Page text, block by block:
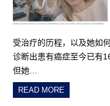
受治疗的历程，以及她如
诊断出患有癌症至今已有
但她…
READ MORE